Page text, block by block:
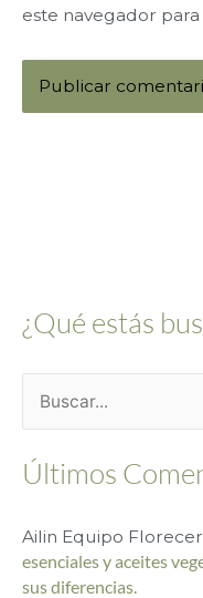
este navegador
¿Qué estás
s
a
Últimos
Ailin Equipo
esenciales y aceites
sus diferencias.